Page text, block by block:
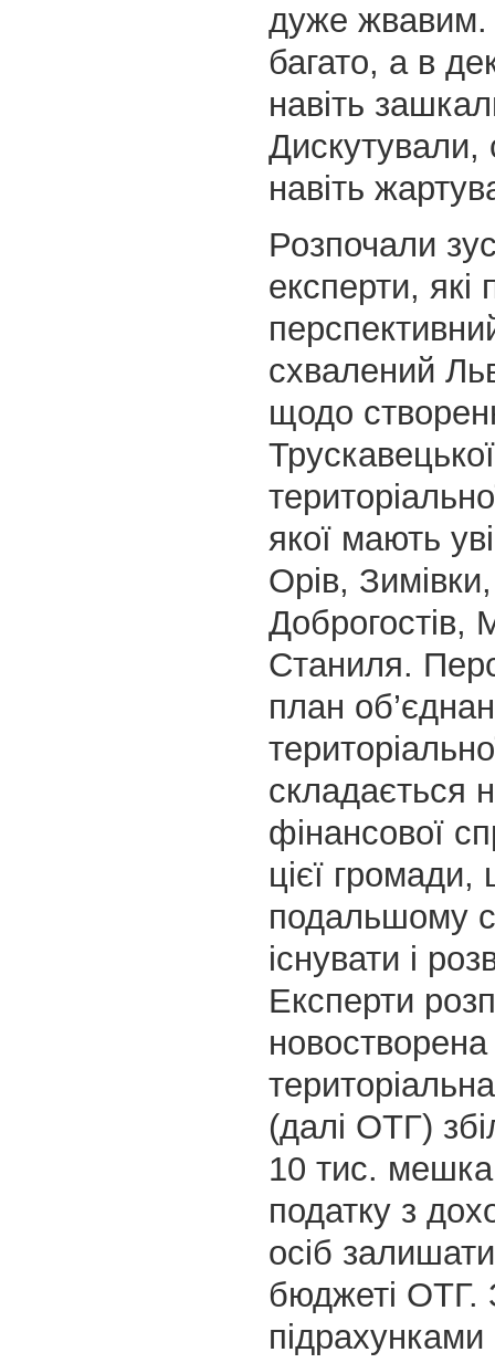
дуже жвавим.
багато, а в
навіть
Дискутували,
навіть
Розпочали
експерти, які
схвалений
щодо
Трускавецької
якої мають
Орів,
Доброгостів,
Станиля.
план
складається
фінансової
цієї
подальшому
існувати і
Експерти
(далі ОТГ)
10 тис.
податку з
осіб
бюджеті ОТГ.